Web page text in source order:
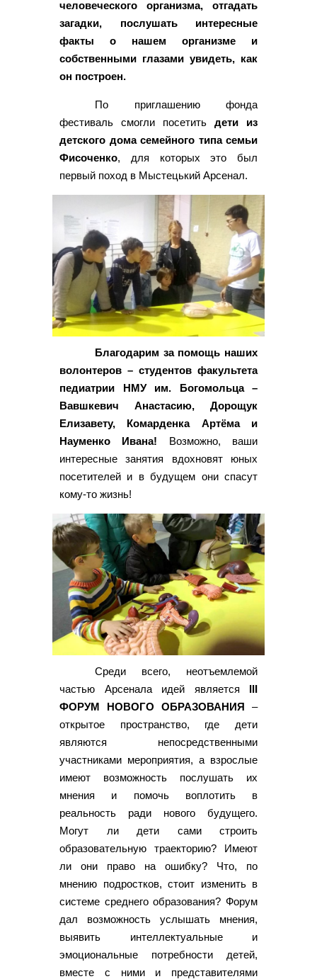
человеческого организма, отгадать
загадки, послушать интересные
факты о нашем организме и
собственными глазами увидеть, как
он построен.
По приглашению фонда
фестиваль смогли посетить дети из
детского дома семейного типа семьи
Фисоченко, для которых это был
первый поход в Мыстецький Арсенал.
Благодарим за помощь наших
волонтеров – студентов факультета
педиатрии НМУ им. Богомольца –
Вавшкевич Анастасию, Дорощук
Елизавету, Комарденка Артёма и
Науменко Ивана! Возможно, ваши
интересные занятия вдохновят юных
посетителей и в будущем они спасут
кому-то жизнь!
Среди всего, неотъемлемой
частью Арсенала идей является III
ФОРУМ НОВОГО ОБРАЗОВАНИЯ –
открытое пространство, где дети
являются непосредственными
участниками мероприятия, а взрослые
имеют возможность послушать их
мнения и помочь воплотить в
реальность ради нового будущего.
Могут ли дети сами строить
образовательную траекторию? Имеют
ли они право на ошибку? Что, по
мнению подростков, стоит изменить в
системе среднего образования? Форум
дал возможность услышать мнения,
выявить интеллектуальные и
эмоциональные потребности детей,
вместе с ними и представителями